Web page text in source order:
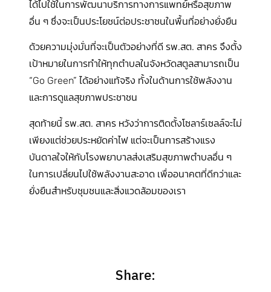
ได้ไปใช้ในการพัฒนาบริการทางการแพทย์หรือสุขภาพ
อื่น ๆ ซึ่งจะเป็นประโยชน์ต่อประชาชนในพื้นที่อย่างยั่งยืน
ด้วยความมุ่งมั่นที่จะเป็นตัวอย่างที่ดี รพ.สต. สาคร จึงตั้ง
เป้าหมายในการทำให้ทุกตำบลในจังหวัดสตูลสามารถเป็น
“Go Green” ได้อย่างแท้จริง ทั้งในด้านการใช้พลังงาน
และการดูแลสุขภาพประชาชน
สุดท้ายนี้ รพ.สต. สาคร หวังว่าการติดตั้งโซลาร์เซลล์จะไม่
เพียงแต่ช่วยประหยัดค่าไฟ แต่จะเป็นการสร้างแรง
บันดาลใจให้กับโรงพยาบาลส่งเสริมสุขภาพตำบลอื่น ๆ
ในการเปลี่ยนไปใช้พลังงานสะอาด เพื่ออนาคตที่ดีกว่าและ
ยั่งยืนสำหรับชุมชนและสิ่งแวดล้อมของเรา
Share: